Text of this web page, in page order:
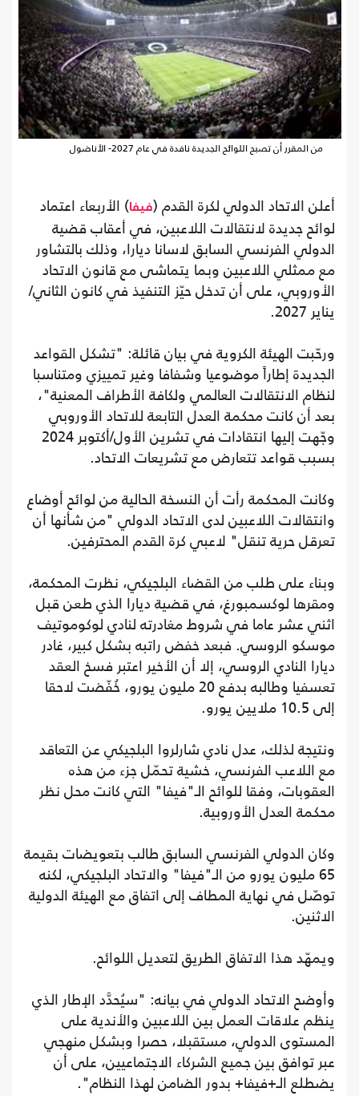
من المقرر أن تصبح اللوائح الجديدة نافدة في عام 2027- الأناضول
أعلن الاتحاد الدولي لكرة القدم (فيفا) الأربعاء اعتماد
لوائح جديدة لانتقالات اللاعبين، في أعقاب قضية
الدولي الفرنسي السابق لاسانا ديارا، وذلك بالتشاور
مع ممثلي اللاعبين وبما يتماشى مع قانون الاتحاد
الأوروبي، على أن تدخل حيّز التنفيذ في كانون الثاني/
يناير 2027.
ورحّبت الهيئة الكروية في بيان قائلة: "تشكل القواعد
الجديدة إطاراً موضوعيا وشفافا وغير تمييزي ومتناسبا
لنظام الانتقالات العالمي ولكافة الأطراف المعنية"،
بعد أن كانت محكمة العدل التابعة للاتحاد الأوروبي
وجّهت إليها انتقادات في تشرين الأول/أكتوبر 2024
بسبب قواعد تتعارض مع تشريعات الاتحاد.
وكانت المحكمة رأت أن النسخة الحالية من لوائح أوضاع
وانتقالات اللاعبين لدى الاتحاد الدولي "من شأنها أن
تعرقل حرية تنقل" لاعبي كرة القدم المحترفين.
وبناء على طلب من القضاء البلجيكي، نظرت المحكمة،
ومقرها لوكسمبورغ، في قضية ديارا الذي طعن قبل
اثني عشر عاما في شروط مغادرته لنادي لوكوموتيف
موسكو الروسي. فبعد خفض راتبه بشكل كبير، غادر
ديارا النادي الروسي، إلا أن الأخير اعتبر فسخ العقد
تعسفيا وطالبه بدفع 20 مليون يورو، خُفّضت لاحقا
إلى 10.5 ملايين يورو.
ونتيجة لذلك، عدل نادي شارلروا البلجيكي عن التعاقد
مع اللاعب الفرنسي، خشية تحمّل جزء من هذه
العقوبات، وفقا للوائح الـ"فيفا" التي كانت محل نظر
محكمة العدل الأوروبية.
وكان الدولي الفرنسي السابق طالب بتعويضات بقيمة
65 مليون يورو من الـ"فيفا" والاتحاد البلجيكي، لكنه
توصّل في نهاية المطاف إلى اتفاق مع الهيئة الدولية
الاثنين.
ويمهّد هذا الاتفاق الطريق لتعديل اللوائح.
وأوضح الاتحاد الدولي في بيانه: "سيُحدَّد الإطار الذي
ينظم علاقات العمل بين اللاعبين والأندية على
المستوى الدولي، مستقبلا، حصرا وبشكل منهجي
عبر توافق بين جميع الشركاء الاجتماعيين، على أن
يضطلع الـ+فيفا+ بدور الضامن لهذا النظام".